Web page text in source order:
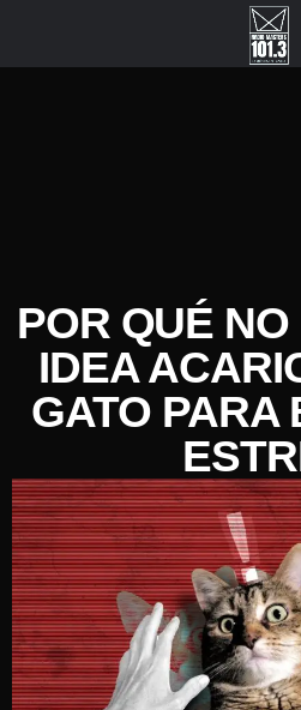
POR QUÉ
IDEA
GATO PARA